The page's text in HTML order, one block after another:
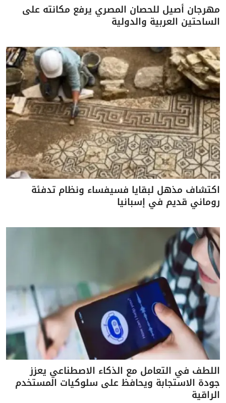
مهرجان أصيل للحصان المصري يرفع مكانته على
الساحتين العربية والدولية
اكتشاف مذهل لبقايا فسيفساء ونظام تدفئة
روماني قديم في إسبانيا
اللطف في التعامل مع الذكاء الاصطناعي يعزز
جودة الاستجابة ويحافظ على سلوكيات المستخدم
الراقية